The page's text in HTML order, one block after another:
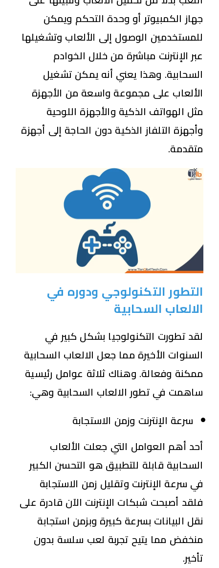
جهاز الكمبيوتر أو وحدة التحكم ويمكن
للمستخدمين الوصول إلى الألعاب وتشغيلها
عبر الإنترنت مباشرة من خلال الخوادم
السحابية. وهذا يعني أنه يمكن تشغيل
الألعاب على مجموعة واسعة من الأجهزة
مثل الهواتف الذكية والأجهزة اللوحية
وأجهزة التلفاز الذكية دون الحاجة إلى أجهزة
متقدمة.
التطور التكنولوجي ودوره في
الالعاب السحابية
لقد تطورت التكنولوجيا بشكل كبير في
السنوات الأخيرة مما جعل الالعاب السحابية
ممكنة وفعالة. وهناك ثلاثة عوامل رئيسية
ساهمت في تطور الالعاب السحابية وهي:
سرعة الإنترنت وزمن الاستجابة
أحد أهم العوامل التي جعلت الألعاب
السحابية قابلة للتطبيق هو التحسن الكبير
في سرعة الإنترنت وتقليل زمن الاستجابة
فلقد أصبحت شبكات الإنترنت الآن قادرة على
نقل البيانات بسرعة كبيرة وبزمن استجابة
منخفض مما يتيح تجربة لعب سلسة بدون
تأخير.